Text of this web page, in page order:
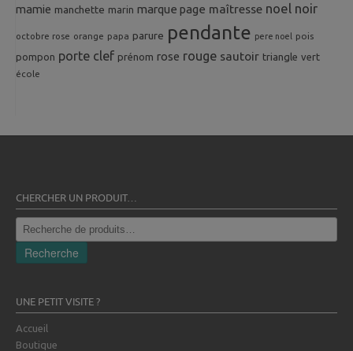
mamie manchette marin marque page maîtresse noel noir
octobre rose orange papa parure pendante pere noel pois
pompon porte clef prénom rose rouge sautoir triangle vert
école
CHERCHER UN PRODUIT…
Recherche
pour :
Recherche
UNE PETIT VISITE ?
Accueil
Boutique